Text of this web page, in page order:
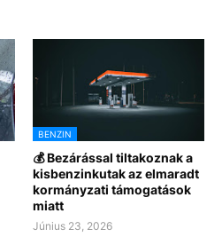
BENZIN
💰 Bezárással tiltakoznak a
kisbenzinkutak az elmaradt
kormányzati támogatások
miatt
Június 23, 2026